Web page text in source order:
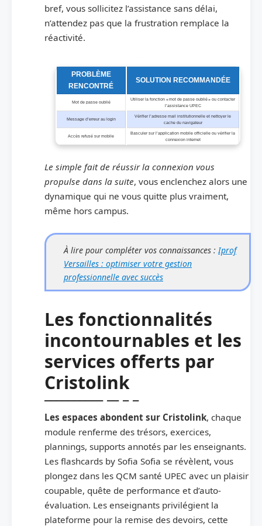
bref, vous sollicitez l’assistance sans délai,
n’attendez pas que la frustration remplace la
réactivité.
PROBLÈME
RENCONTRÉ
SOLUTION RECOMMANDÉE
Mot de passe oublié
Utiliser la fonction « mot de passe oublié » ou contacter
l’assistance UPEC
Message d’erreur au login
Vérifier l’adresse mail institutionnelle et nettoyer le
cache du navigateur
Accès refusé sur mobile
Basculer sur l’application mobile officielle ou vérifier la
connexion internet
Le simple fait de réussir la connexion vous
propulse dans la suite, vous enclenchez alors une
dynamique qui ne vous quitte plus vraiment,
même hors campus.
À lire pour compléter vos connaissances : Iprof
Versailles : optimiser votre gestion
professionnelle avec succès
Les fonctionnalités
incontournables et les
services offerts par
Cristolink
Les espaces abondent sur Cristolink, chaque
module renferme des trésors, exercices,
plannings, supports annotés par les enseignants.
Les flashcards by Sofia Sofia se révèlent, vous
plongez dans les QCM santé UPEC avec un plaisir
coupable, quête de performance et d’auto-
évaluation. Les enseignants privilégient la
plateforme pour la remise des devoirs, cette